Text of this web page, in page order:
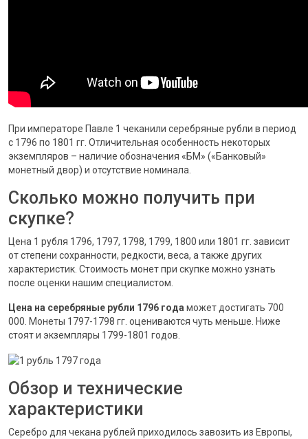
При императоре Павле 1 чеканили серебряные рубли в период
с 1796 по 1801 гг. Отличительная особенность некоторых
экземпляров – наличие обозначения «БМ» («Банковый»
монетный двор) и отсутствие номинала.
Сколько можно получить при
скупке?
Цена 1 рубля 1796, 1797, 1798, 1799, 1800 или 1801 гг. зависит
от степени сохранности, редкости, веса, а также других
характеристик. Стоимость монет при скупке можно узнать
после оценки нашим специалистом.
Цена на серебряные рубли 1796 года может достигать 700
000. Монеты 1797-1798 гг. оцениваются чуть меньше. Ниже
стоят и экземпляры 1799-1801 годов.
Обзор и технические
характеристики
Серебро для чекана рублей приходилось завозить из Европы,